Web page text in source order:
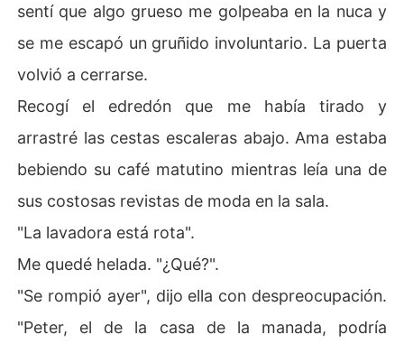
sentí que algo grueso me golpeaba en la nuca y
se me escapó un gruñido involuntario. La puerta
volvió a cerrarse.
Recogí el edredón que me había tirado y
arrastré las cestas escaleras abajo. Ama estaba
bebiendo su café matutino mientras leía una de
sus costosas revistas de moda en la sala.
"La lavadora está rota".
Me quedé helada. "¿Qué?".
"Se rompió ayer", dijo ella con despreocupación.
"Peter, el de la casa de la manada, podría